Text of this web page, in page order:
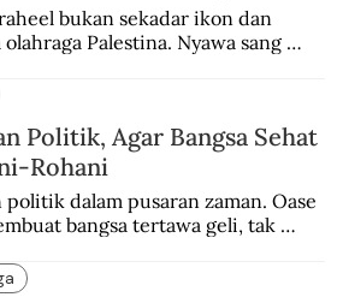
bukan sekadar ikon dan
Palestina. Nyawa sang
Rafah.
Politik, Agar Bangsa Sehat
Rohani
politik dalam pusaran zaman. Oase
bangsa tertawa geli, tak